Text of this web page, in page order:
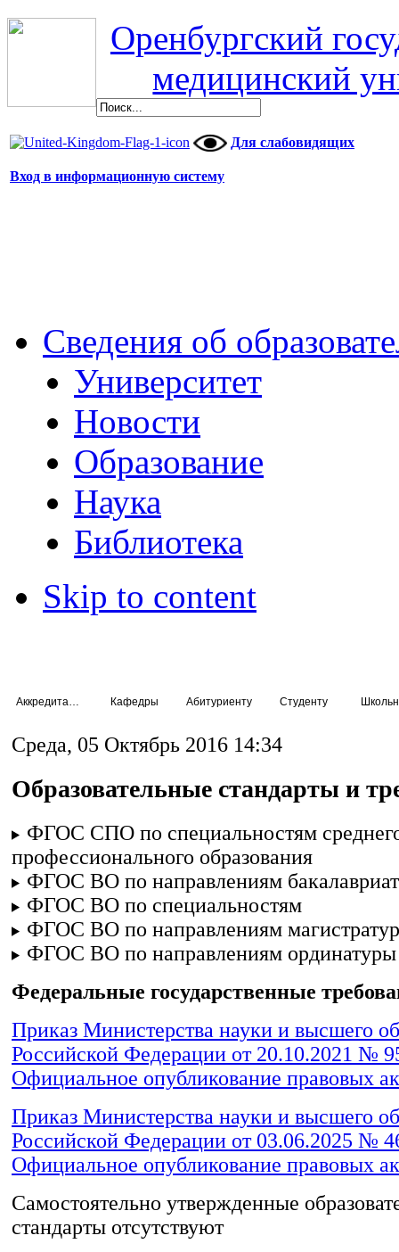
Оренбургский
медицинский
Для слабовидящих
Вход в информационную систему
Сведения об
Университет
Новости
Образование
Наука
Библиотека
Skip to content
Кафедры Абитуриенту Студенту
Среда, 05 Октябрь 2016 14:34
Образовательные стандарты и
ФГОС СПО по специальностям
профессионального образования
ФГОС ВО по направлениям
ФГОС ВО по специальностям
ФГОС ВО по направлениям
ФГОС ВО по направлениям ординатуры
Федеральные государственные
Приказ Министерства науки и высшего
Российской Федерации от 20.10.2021 №
Официальное опубликование правовых
Приказ Министерства науки и высшего
Российской Федерации от 03.06.2025 №
Официальное опубликование правовых
Самостоятельно утвержденные
стандарты отсутствуют